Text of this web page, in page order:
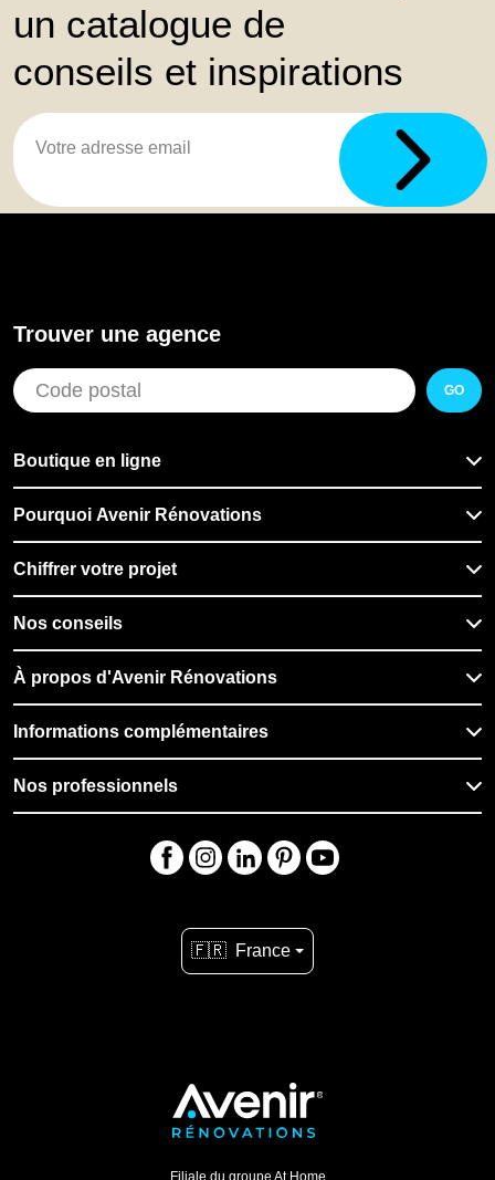
un catalogue de
conseils et inspirations
Trouver une agence
GO
Boutique en ligne
Pourquoi Avenir Rénovations
Chiffrer votre projet
Nos conseils
À propos d'Avenir Rénovations
Informations complémentaires
Nos professionnels
🇫🇷 France
Filiale du groupe At Home